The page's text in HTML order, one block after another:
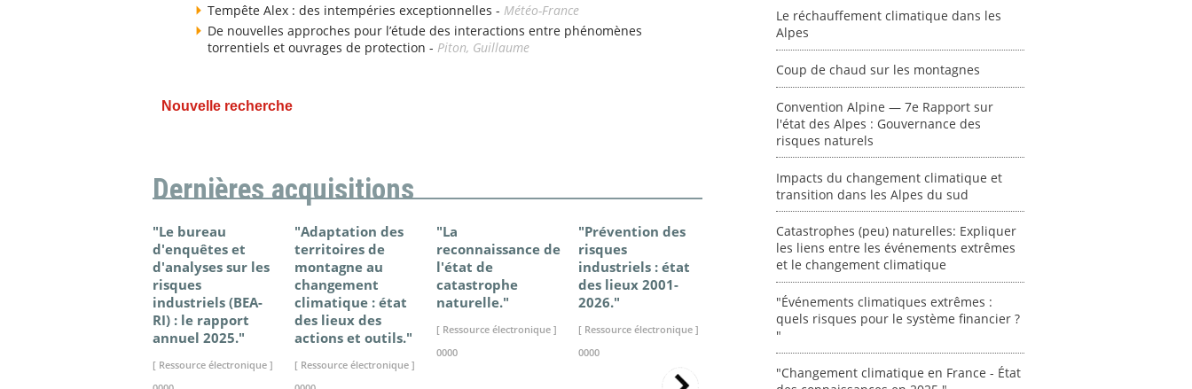
Tempête Alex : des intempéries exceptionnelles - Météo-France
De nouvelles approches pour l’étude des interactions entre phénomènes
torrentiels et ouvrages de protection - Piton, Guillaume
Nouvelle recherche
Dernières acquisitions
"Le bureau
d'enquêtes et
d'analyses sur les
risques
industriels (BEA-
RI) : le rapport
annuel 2025."
[ Ressource électronique ]
"Adaptation des
territoires de
montagne au
changement
climatique : état
des lieux des
actions et outils."
[ Ressource électronique ]
"La
reconnaissance de
l'état de
catastrophe
naturelle."
[ Ressource électronique ]
0000
"Prévention des
risques
industriels : état
des lieux 2001-
2026."
[ Ressource électronique ]
0000
"Changement
climatique en
France - État des
connaissances en
[ Ressource électronique ]
"Plan ministériel
de gestion des
vagues de
chaleur."
[ Ressource électronique ]
"Événements
climatiques
risques pour le
? "
0000
Le réchauffement climatique dans les
Alpes
Coup de chaud sur les montagnes
Convention Alpine — 7e Rapport sur
l'état des Alpes : Gouvernance des
risques naturels
Impacts du changement climatique et
transition dans les Alpes du sud
Catastrophes (peu) naturelles: Expliquer
les liens entre les événements extrêmes
et le changement climatique
"Événements climatiques extrêmes :
quels risques pour le système financier ?
"
"Changement climatique en France - État